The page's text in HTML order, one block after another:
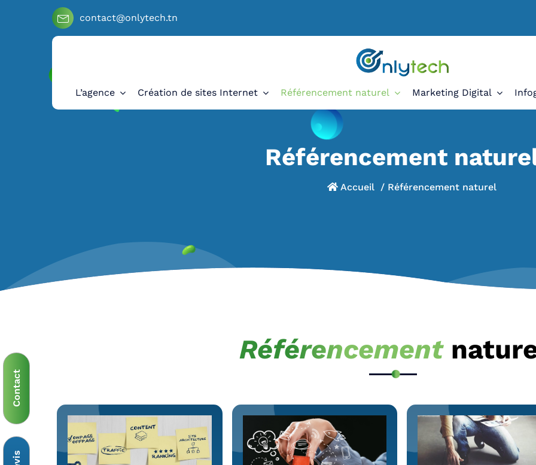
contact@onlytech.tn
Agence de création et référencement
L’agence Création de sites Internet Référencement naturel Marketing Digital
Contact
Référencement
Accueil/ Référencement naturel
Référencement